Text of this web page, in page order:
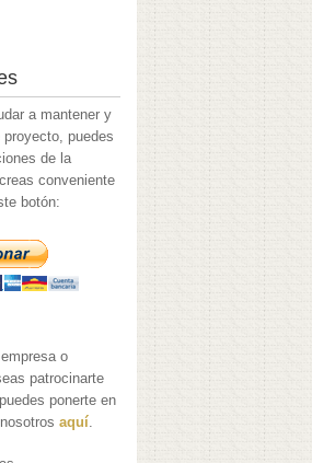
a mantener y
proyecto, puedes
de la
conveniente
botón:
o
patrocinarte
ponerte en
aquí.